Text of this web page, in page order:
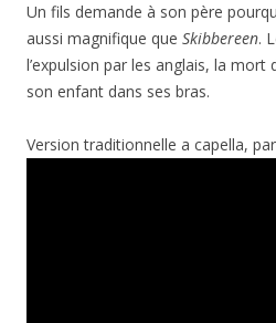
Un fils demande à son père
aussi magnifique que Skibbereen.
l’expulsion par les anglais, la mort
son enfant dans ses bras.
Version traditionnelle a capella, par